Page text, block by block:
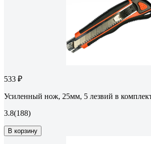
533 ₽
Усиленный нож, 25мм, 5 лезвий в
3.8(188)
В корзину